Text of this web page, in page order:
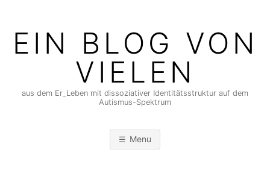
contentEIN BLOG VON
VIELEN
aus dem Er_Leben mit dissoziativer Identitätsstruktur auf dem
Autismus-Spektrum
Menu